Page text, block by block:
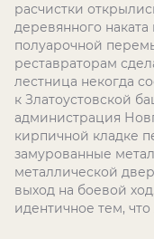
расчистки
деревянного
полуарочной
реставраторам
лестница некогда
к Златоустовской
администрация
кирпичной кладке
замурованные
металлической
выход на боевой
идентичное тем,